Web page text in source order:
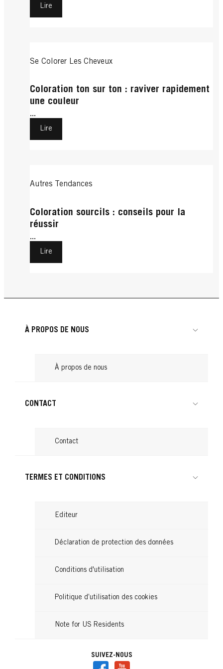
Lire
Se Colorer Les Cheveux
Coloration ton sur ton : raviver rapidement
une couleur
...
Lire
Autres Tendances
Coloration sourcils : conseils pour la
réussir
...
Lire
À PROPOS DE NOUS
À propos de nous
CONTACT
Contact
TERMES ET CONDITIONS
Editeur
Déclaration de protection des données
Conditions d'utilisation
Politique d’utilisation des cookies
Note for US Residents
SUIVEZ-NOUS